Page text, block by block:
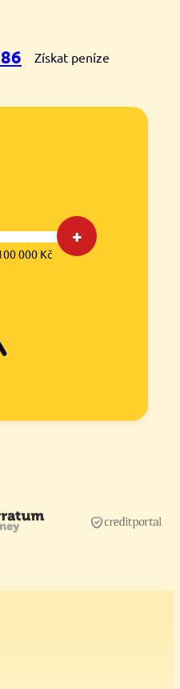
Získat peníze
+
000 Kč